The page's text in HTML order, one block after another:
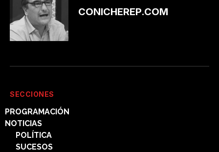
CONICHEREP.COM
SECCIONES
PROGRAMACIÓN
NOTICIAS
POLÍTICA
SUCESOS